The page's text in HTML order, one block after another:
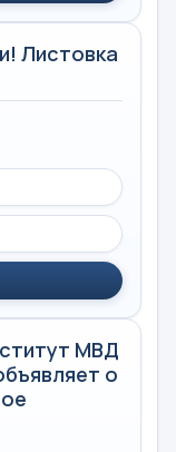
Листовка
МВД
о